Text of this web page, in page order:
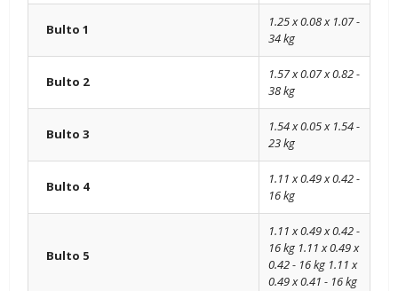
Bulto 1
1.25 x 0.08 x 1.07 -
34 kg
Bulto 2
1.57 x 0.07 x 0.82 -
38 kg
Bulto 3
1.54 x 0.05 x 1.54 -
23 kg
Bulto 4
1.11 x 0.49 x 0.42 -
16 kg
Bulto 5
1.11 x 0.49 x 0.42 -
16 kg 1.11 x 0.49 x
0.42 - 16 kg 1.11 x
0.49 x 0.41 - 16 kg